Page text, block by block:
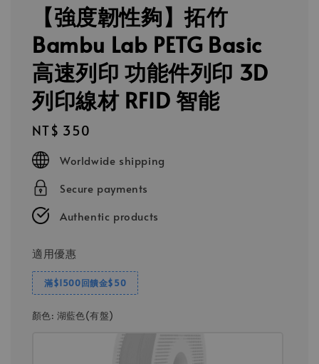
【強度韌性夠】拓竹
Bambu Lab PETG Basic
高速列印 功能件列印 3D
列印線材 RFID 智能
Regular
price
NT$ 350
Worldwide shipping
Secure payments
Authentic products
適用優惠
滿$1500回饋金$50
顏色: 湖藍色(有盤)